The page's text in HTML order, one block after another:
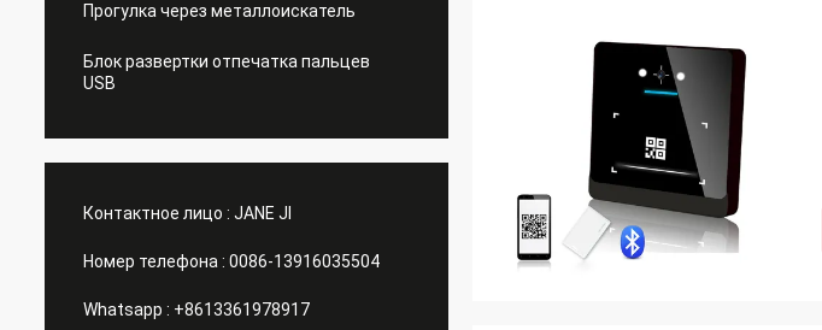
Прогулка через металлоискатель
Блок развертки отпечатка пальцев
USB
Контактное лицо : JANE JI
Номер телефона : 0086-13916035504
Whatsapp : +8613361978917